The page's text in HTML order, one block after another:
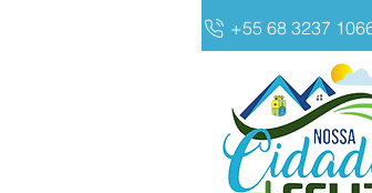
+55 68 3237